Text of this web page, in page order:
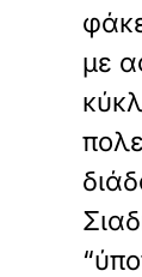
με